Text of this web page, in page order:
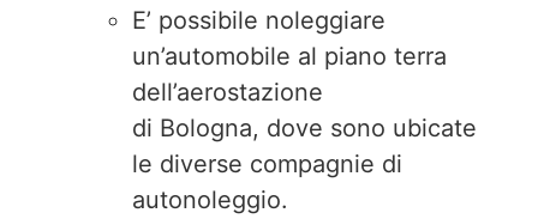
E’ possibile noleggiare
un’automobile al piano terra
dell’aerostazione
di Bologna, dove sono ubicate
le diverse compagnie di
autonoleggio.